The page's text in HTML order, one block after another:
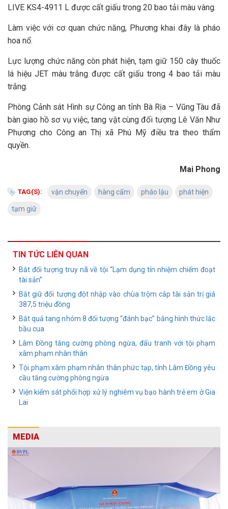
LIVE KS4-4911 L được cất giấu trong 20 bao tải màu vàng.
Làm việc với cơ quan chức năng, Phương khai đây là pháo
hoa nổ.
Lực lượng chức năng còn phát hiện, tạm giữ 150 cây thuốc
lá hiệu JET màu trắng được cất giấu trong 4 bao tải màu
trắng.
Phòng Cảnh sát Hình sự Công an tỉnh Bà Rịa – Vũng Tàu đã
bàn giao hồ sơ vụ việc, tang vật cùng đối tượng Lê Văn Như
Phương cho Công an Thị xã Phú Mỹ điều tra theo thẩm
quyền.
Mai Phong
TAG(S): vận chuyển hàng cấm pháo lậu phát hiện
tạm giữ
TIN TỨC LIÊN QUAN
Bắt đối tượng truy nã về tội “Lạm dụng tín nhiệm chiếm đoạt
tài sản”
Bắt giữ đối tượng đột nhập vào chùa trộm cắp tài sản trị giá
387,5 triệu đồng
Bắt quả tang nhóm 8 đối tượng “đánh bạc” bằng hình thức lắc
bầu cua
Lâm Đồng tăng cường phòng ngừa, đấu tranh với tội phạm
xâm phạm nhân thân
Tội phạm xâm phạm nhân thân phức tạp, tỉnh Lâm Đồng yêu
cầu tăng cường phòng ngừa
Viện kiểm sát phối hợp xử lý nghiêm vụ bạo hành trẻ em ở Gia
Lai
MEDIA